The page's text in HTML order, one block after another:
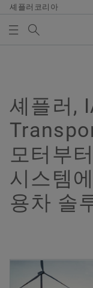
셰플러코리아
회사
연혁
품질과 환경
구매 및 공급업
셰플러에 오신
제품과 솔루션
E-Mobility
Powertrain &
Vehicle
브랜드 보호
인재 채용
채용정보 검색
자기 개발
기입항목
미디어
보도 자료
미디어 콘텐츠
미디어 라이브러
Facebook
LinkedIn
Twitter
XING
Yujeong Min
미디어 장바구니
을 추가할 때 사용:
매체 수집
참고
여러 매
실 수 있
셰플러,
모터부
시스템
용차 솔